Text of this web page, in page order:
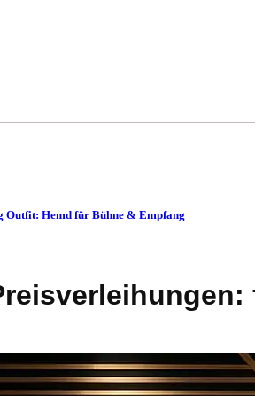
Outfit: Hemd für Bühne & Empfang